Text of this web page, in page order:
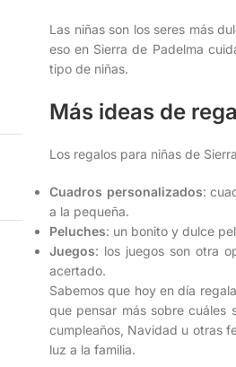
Las niñas son los seres más
eso en Sierra de Padelma
tipo de niñas.
Más ideas de
Los regalos para niñas de
Cuadros personalizados:
a la pequeña.
Peluches: un bonito y dulce
Juegos: los juegos son otra
acertado.
Sabemos que hoy en día
que pensar más sobre cuáles
cumpleaños, Navidad u otras
luz a la familia.